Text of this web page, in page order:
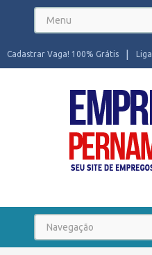
Cadastrar Vaga! 100% Grátis